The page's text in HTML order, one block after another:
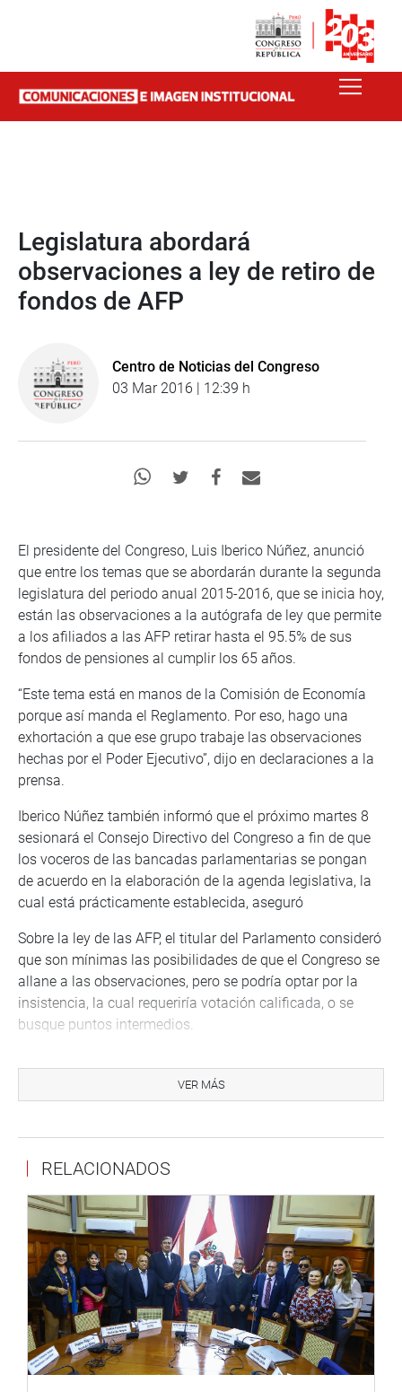
Legislatura abordará
observaciones a ley de retiro de
fondos de AFP
Centro de Noticias del Congreso
03 Mar 2016 | 12:39 h
El presidente del Congreso, Luis Iberico Núñez, anunció
que entre los temas que se abordarán durante la segunda
legislatura del periodo anual 2015-2016, que se inicia hoy,
están las observaciones a la autógrafa de ley que permite
a los afiliados a las AFP retirar hasta el 95.5% de sus
fondos de pensiones al cumplir los 65 años.
“Este tema está en manos de la Comisión de Economía
porque así manda el Reglamento. Por eso, hago una
exhortación a que ese grupo trabaje las observaciones
hechas por el Poder Ejecutivo”, dijo en declaraciones a la
prensa.
Iberico Núñez también informó que el próximo martes 8
sesionará el Consejo Directivo del Congreso a fin de que
los voceros de las bancadas parlamentarias se pongan
de acuerdo en la elaboración de la agenda legislativa, la
cual está prácticamente establecida, aseguró
Sobre la ley de las AFP, el titular del Parlamento consideró
que son mínimas las posibilidades de que el Congreso se
allane a las observaciones, pero se podría optar por la
insistencia, la cual requeriría votación calificada, o se
busque puntos intermedios.
por parte del sistema previsional actual y que tiene que
cambiar muchas cosas para que ellos sean los grandes
El presidente del Congreso indicó que otro tema que será
abordado con prioridad por su importancia para los
jóvenes del país es la ley de institutos superiores
tecnológicos, solicitado también por el ministro de
Educación, Jaime Saavedra.
“Se trata de dar incentivos para que los jóvenes
sigan carreras tecnológicas, que son más cortas, donde
hay más puestos de trabajo y están mejores
remuneradas”, explicó.
VER MÁS
RELACIONADOS